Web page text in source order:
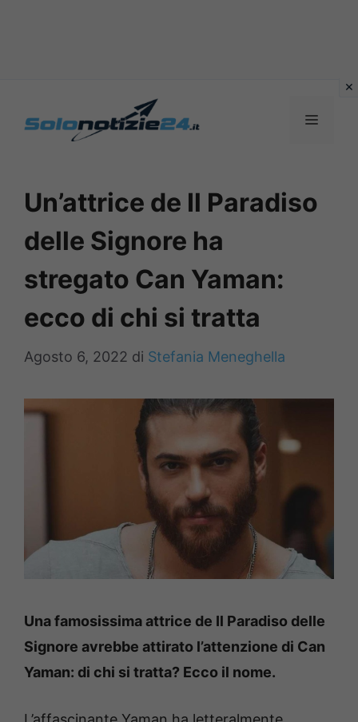
MENU
Un’attrice de Il Paradiso
delle Signore ha
stregato Can Yaman:
ecco di chi si tratta
Agosto 6, 2022 di Stefania Meneghella
Una famosissima attrice de Il Paradiso delle
Signore avrebbe attirato l’attenzione di Can
Yaman: di chi si tratta? Ecco il nome.